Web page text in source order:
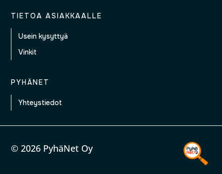
TIETOA ASIAKKAALLE
Usein kysyttyä
Vinkit
PYHÄNET
Yhteystiedot
© 2026 PyhäNet Oy